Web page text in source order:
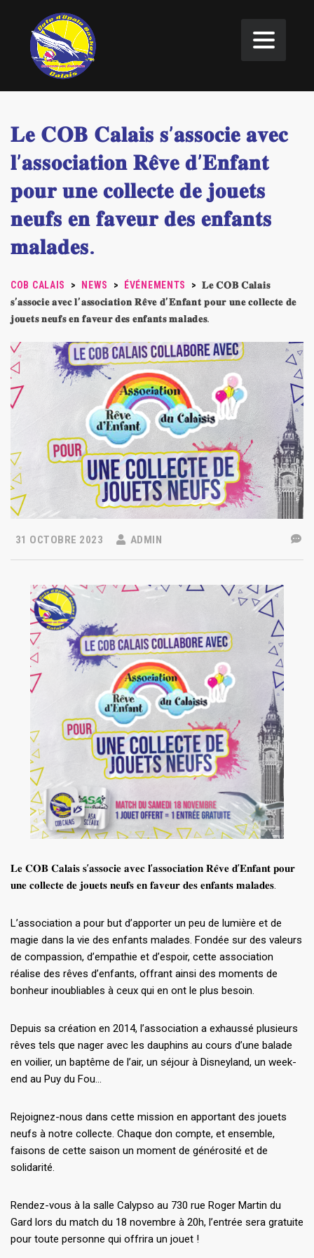
𝐋𝐞 𝐂𝐎𝐁 𝐂𝐚𝐥𝐚𝐢𝐬 𝐬’𝐚𝐬𝐬𝐨𝐜𝐢𝐞 𝐚𝐯𝐞𝐜
𝐥’𝐚𝐬𝐬𝐨𝐜𝐢𝐚𝐭𝐢𝐨𝐧 𝐑𝐞̂𝐯𝐞 𝐝’𝐄𝐧𝐟𝐚𝐧𝐭
𝐩𝐨𝐮𝐫 𝐮𝐧𝐞 𝐜𝐨𝐥𝐥𝐞𝐜𝐭𝐞 𝐝𝐞 𝐣𝐨𝐮𝐞𝐭𝐬
𝐧𝐞𝐮𝐟𝐬 𝐞𝐧 𝐟𝐚𝐯𝐞𝐮𝐫 𝐝𝐞𝐬 𝐞𝐧𝐟𝐚𝐧𝐭𝐬
𝐦𝐚𝐥𝐚𝐝𝐞𝐬.
COB CALAIS > NEWS > ÉVÉNEMENTS > 𝐋𝐞 𝐂𝐎𝐁 𝐂𝐚𝐥𝐚𝐢𝐬
𝐬’𝐚𝐬𝐬𝐨𝐜𝐢𝐞 𝐚𝐯𝐞𝐜 𝐥’𝐚𝐬𝐬𝐨𝐜𝐢𝐚𝐭𝐢𝐨𝐧 𝐑𝐞̂𝐯𝐞 𝐝’𝐄𝐧𝐟𝐚𝐧𝐭 𝐩𝐨𝐮𝐫 𝐮𝐧𝐞 𝐜𝐨𝐥𝐥𝐞𝐜𝐭𝐞 𝐝𝐞
𝐣𝐨𝐮𝐞𝐭𝐬 𝐧𝐞𝐮𝐟𝐬 𝐞𝐧 𝐟𝐚𝐯𝐞𝐮𝐫 𝐝𝐞𝐬 𝐞𝐧𝐟𝐚𝐧𝐭𝐬 𝐦𝐚𝐥𝐚𝐝𝐞𝐬.
31 OCTOBRE 2023 ADMIN
𝐋𝐞 𝐂𝐎𝐁 𝐂𝐚𝐥𝐚𝐢𝐬 𝐬’𝐚𝐬𝐬𝐨𝐜𝐢𝐞 𝐚𝐯𝐞𝐜 𝐥’𝐚𝐬𝐬𝐨𝐜𝐢𝐚𝐭𝐢𝐨𝐧 𝐑𝐞̂𝐯𝐞 𝐝’𝐄𝐧𝐟𝐚𝐧𝐭 𝐩𝐨𝐮𝐫
𝐮𝐧𝐞 𝐜𝐨𝐥𝐥𝐞𝐜𝐭𝐞 𝐝𝐞 𝐣𝐨𝐮𝐞𝐭𝐬 𝐧𝐞𝐮𝐟𝐬 𝐞𝐧 𝐟𝐚𝐯𝐞𝐮𝐫 𝐝𝐞𝐬 𝐞𝐧𝐟𝐚𝐧𝐭𝐬 𝐦𝐚𝐥𝐚𝐝𝐞𝐬.
L’association a pour but d’apporter un peu de lumière et de
magie dans la vie des enfants malades. Fondée sur des valeurs
de compassion, d’empathie et d’espoir, cette association
réalise des rêves d’enfants, offrant ainsi des moments de
bonheur inoubliables à ceux qui en ont le plus besoin.
Depuis sa création en 2014, l’association a exhaussé plusieurs
rêves tels que nager avec les dauphins au cours d’une balade
en voilier, un baptême de l’air, un séjour à Disneyland, un week-
end au Puy du Fou…
Rejoignez-nous dans cette mission en apportant des jouets
neufs à notre collecte. Chaque don compte, et ensemble,
faisons de cette saison un moment de générosité et de
solidarité.
Rendez-vous à la salle Calypso au 730 rue Roger Martin du
Gard lors du match du 18 novembre à 20h, l’entrée sera gratuite
pour toute personne qui offrira un jouet !